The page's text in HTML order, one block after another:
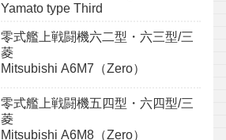
Yamato type Third
零式艦上戦闘機六二型・六三型/三
菱
Mitsubishi A6M7（Zero）
零式艦上戦闘機五四型・六四型/三
菱
Mitsubishi A6M8（Zero）